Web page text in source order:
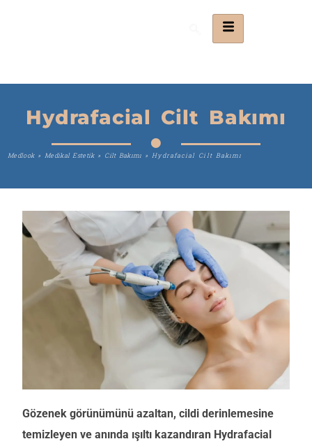
Hydrafacial Cilt Bakımı
Medlook» Medikal Estetik» Cilt Bakımı » Hydrafacial Cilt Bakımı
Gözenek görünümünü azaltan, cildi derinlemesine
temizleyen ve anında ışıltı kazandıran Hydrafacial